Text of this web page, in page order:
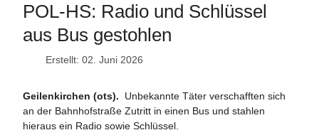
POL-HS: Radio und Schlüssel
aus Bus gestohlen
Erstellt: 02. Juni 2026
Geilenkirchen (ots).
Unbekannte Täter verschafften sich
an der Bahnhofstraße Zutritt in einen Bus und stahlen
hieraus ein Radio sowie Schlüssel.